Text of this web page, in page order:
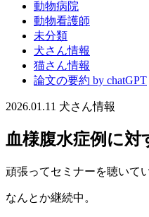
動物病院
動物看護師
未分類
犬さん情報
猫さん情報
論文の要約 by chatGPT
2026.01.11 犬さん情報
血様腹水症例に対
頑張ってセミナーを聴いて
なんとか継続中。